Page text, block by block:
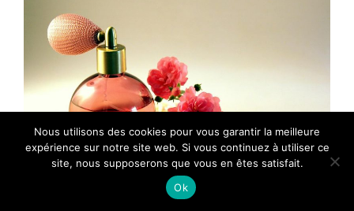
Nous utilisons des cookies pour vous garantir la meilleure
expérience sur notre site web. Si vous continuez à utiliser ce
site, nous supposerons que vous en êtes satisfait.
Ok